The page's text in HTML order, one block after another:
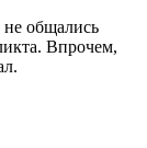
общались
Впрочем,